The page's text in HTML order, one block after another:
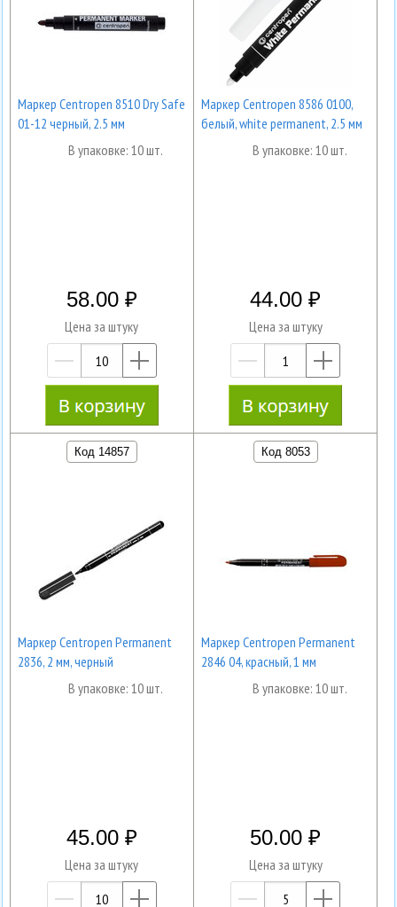
Маркер Centropen 8510 Dry Safe
01-12 черный, 2.5 мм
В упаковке: 10 шт.
58.00
Цена за штуку
—
Маркер Centropen 8586 0100,
белый, white permanent, 2.5 мм
В упаковке: 10 шт.
44.00
Цена за штуку
—
Код 14857
Маркер Centropen Permanent
2836, 2 мм, черный
В упаковке: 10 шт.
45.00
Цена за штуку
—
Код 8053
Маркер Centropen Permanent
2846 04, красный, 1 мм
В упаковке: 10 шт.
50.00
Цена за штуку
—